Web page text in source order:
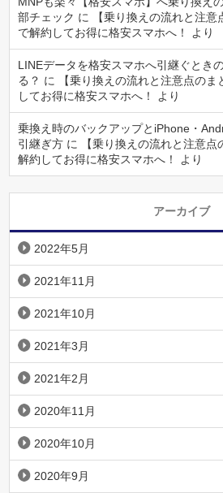
部チェック に
【乗り換えの流れと注
で解約してお得に格安スマホへ！
より
LINEデータを格安スマホへ引継ぐとき
る？ に
【乗り換えの流れと注意点の
してお得に格安スマホへ！
より
乗換え時のバックアップとiPhone・
引継ぎ方 に
【乗り換えの流れと注意
解約してお得に格安スマホへ！
より
アーカイブ
2022年5月
2021年11月
2021年10月
2021年3月
2021年2月
2020年11月
2020年10月
2020年9月